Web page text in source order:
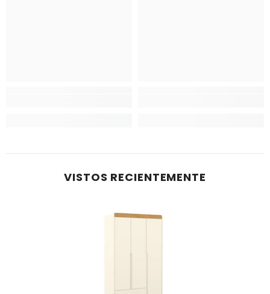
VISTOS RECIENTEMENTE